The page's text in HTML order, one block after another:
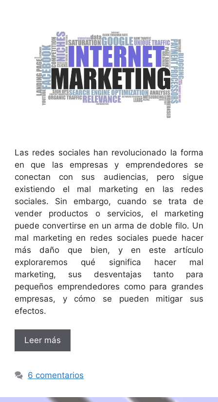
Las redes sociales han revolucionado la forma
en que las empresas y emprendedores se
conectan con sus audiencias, pero sigue
existiendo el mal marketing en las redes
sociales. Sin embargo, cuando se trata de
vender productos o servicios, el marketing
puede convertirse en un arma de doble filo. Un
mal marketing en redes sociales puede hacer
más daño que bien, y en este artículo
exploraremos qué significa hacer mal
marketing, sus desventajas tanto para
pequeños emprendedores como para grandes
empresas, y cómo se pueden mitigar sus
efectos.
Leer más
6 comentarios